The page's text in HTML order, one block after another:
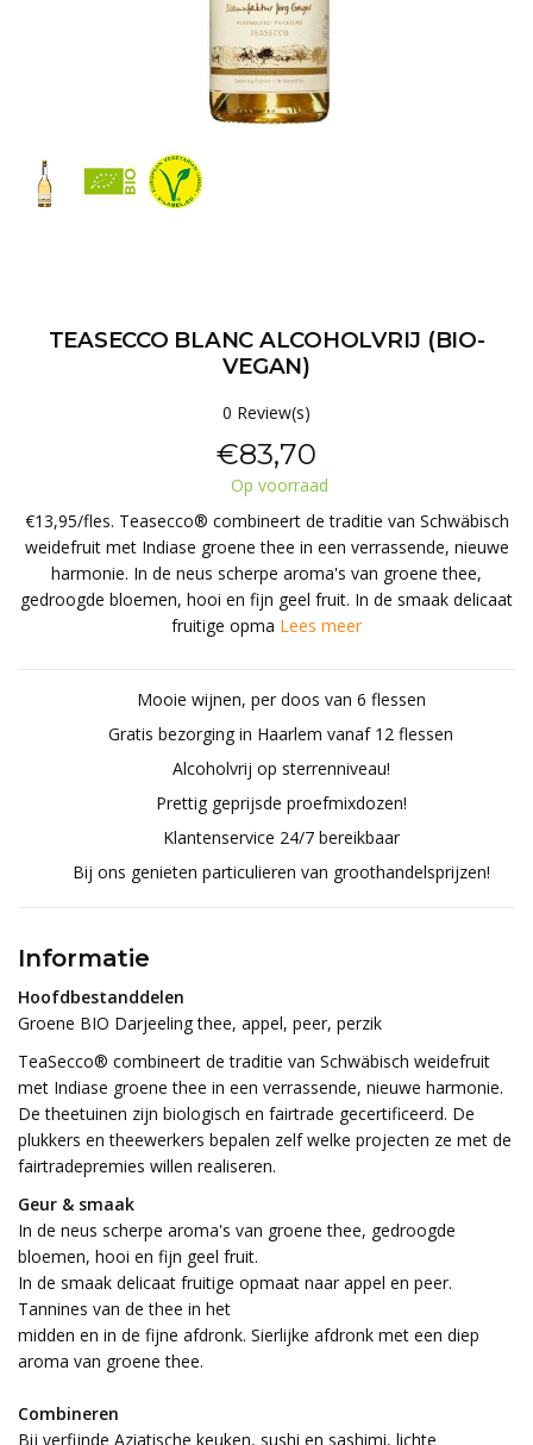
TEASECCO BLANC ALCOHOLVRIJ (BIO-
VEGAN)
0 Review(s)
€83,70
Op voorraad
€13,95/fles. Teasecco® combineert de traditie van Schwäbisch
weidefruit met Indiase groene thee in een verrassende, nieuwe
harmonie. In de neus scherpe aroma's van groene thee,
gedroogde bloemen, hooi en fijn geel fruit. In de smaak delicaat
fruitige opma Lees meer
Mooie wijnen, per doos van 6 flessen
Gratis bezorging in Haarlem vanaf 12 flessen
Alcoholvrij op sterrenniveau!
Prettig geprijsde proefmixdozen!
Klantenservice 24/7 bereikbaar
Bij ons genieten particulieren van groothandelsprijzen!
Informatie
Hoofdbestanddelen
Groene BIO Darjeeling thee, appel, peer, perzik
TeaSecco® combineert de traditie van Schwäbisch weidefruit
met Indiase groene thee in een verrassende, nieuwe harmonie.
De theetuinen zijn biologisch en fairtrade gecertificeerd. De
plukkers en theewerkers bepalen zelf welke projecten ze met de
fairtradepremies willen realiseren.
Geur & smaak
In de neus scherpe aroma's van groene thee, gedroogde
bloemen, hooi en fijn geel fruit.
In de smaak delicaat fruitige opmaat naar appel en peer.
Tannines van de thee in het
midden en in de fijne afdronk. Sierlijke afdronk met een diep
aroma van groene thee.
Combineren
Bij verfijnde Aziatische keuken, sushi en sashimi, lichte